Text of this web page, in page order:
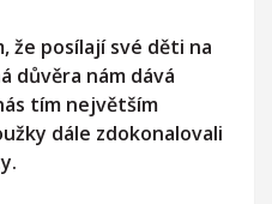
že posílají své děti na
důvěra nám dává
tím největším
dále zdokonalovali